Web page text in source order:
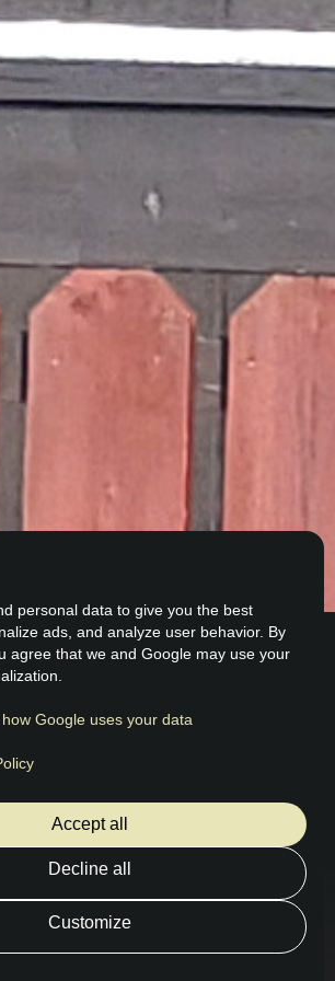
personal data to give you the best
ads, and analyze user behavior. By
agree that we and Google may use your
Google uses your data
Decline all
Customize
Accept all
nuestros clientes